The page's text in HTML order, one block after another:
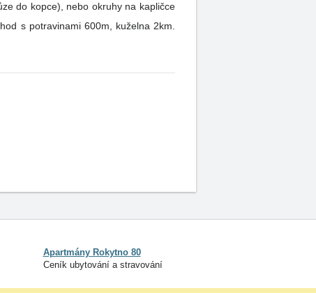
do kopce), nebo okruhy na kapličce
Apartmány Rokytno 80
Ceník ubytování a stravování